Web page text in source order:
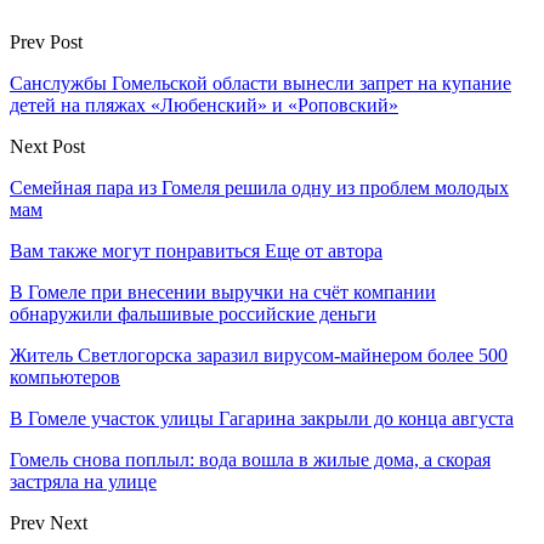
Prev Post
Санслужбы Гомельской области вынесли запрет на купание
детей на пляжах «Любенский» и «Роповский»
Next Post
Семейная пара из Гомеля решила одну из проблем молодых
мам
Вам также могут понравиться Еще от автора
В Гомеле при внесении выручки на счёт компании
обнаружили фальшивые российские деньги
Житель Светлогорска заразил вирусом-майнером более 500
компьютеров
В Гомеле участок улицы Гагарина закрыли до конца августа
Гомель снова поплыл: вода вошла в жилые дома, а скорая
застряла на улице
Prev Next